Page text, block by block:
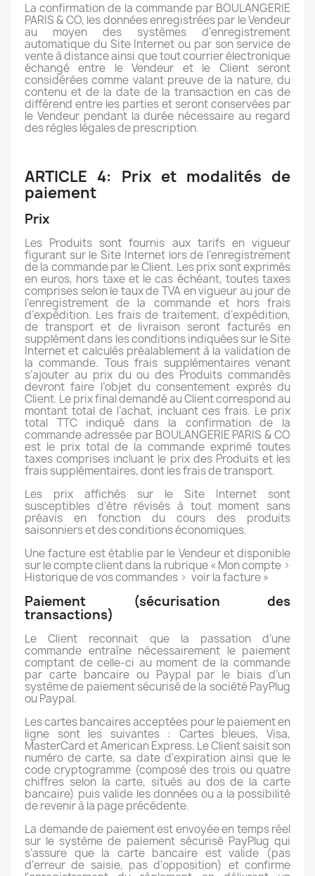
La confirmation de la commande par BOULANGERIE
PARIS & CO, les données enregistrées par le Vendeur
au moyen des systèmes d’enregistrement
automatique du Site Internet ou par son service de
vente à distance ainsi que tout courrier électronique
échangé entre le Vendeur et le Client seront
considérées comme valant preuve de la nature, du
contenu et de la date de la transaction en cas de
différend entre les parties et seront conservées par
le Vendeur pendant la durée nécessaire au regard
des règles légales de prescription.
ARTICLE 4: Prix et modalités de
paiement
Prix
Les Produits sont fournis aux tarifs en vigueur
figurant sur le Site Internet lors de l’enregistrement
de la commande par le Client. Les prix sont exprimés
en euros, hors taxe et le cas échéant, toutes taxes
comprises selon le taux de TVA en vigueur au jour de
l’enregistrement de la commande et hors frais
d’expédition. Les frais de traitement, d’expédition,
de transport et de livraison seront facturés en
supplément dans les conditions indiquées sur le Site
Internet et calculés préalablement à la validation de
la commande. Tous frais supplémentaires venant
s’ajouter au prix du ou des Produits commandés
devront faire l’objet du consentement exprès du
Client. Le prix final demandé au Client correspond au
montant total de l’achat, incluant ces frais. Le prix
total TTC indiqué dans la confirmation de la
commande adressée par BOULANGERIE PARIS & CO
est le prix total de la commande exprimé toutes
taxes comprises incluant le prix des Produits et les
frais supplémentaires, dont les frais de transport.
Les prix affichés sur le Site Internet sont
susceptibles d’être révisés à tout moment sans
préavis en fonction du cours des produits
saisonniers et des conditions économiques.
Une facture est établie par le Vendeur et disponible
sur le compte client dans la rubrique « Mon compte >
Historique de vos commandes > voir la facture »
Paiement (sécurisation des
transactions)
Le Client reconnait que la passation d’une
commande entraîne nécessairement le paiement
comptant de celle-ci au moment de la commande
par carte bancaire ou Paypal par le biais d’un
système de paiement sécurisé de la société PayPlug
ou Paypal.
Les cartes bancaires acceptées pour le paiement en
ligne sont les suivantes : Cartes bleues, Visa,
MasterCard et American Express. Le Client saisit son
numéro de carte, sa date d'expiration ainsi que le
code cryptogramme (composé des trois ou quatre
chiffres selon la carte, situés au dos de la carte
bancaire) puis valide les données ou a la possibilité
de revenir à la page précédente.
La demande de paiement est envoyée en temps réel
sur le système de paiement sécurisé PayPlug qui
s'assure que la carte bancaire est valide (pas
d'erreur de saisie, pas d'opposition) et confirme